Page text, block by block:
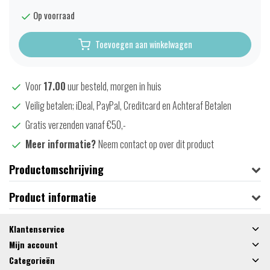
Op voorraad
Toevoegen aan winkelwagen
Voor17.00uur besteld, morgen in huis
Veilig betalen; iDeal, PayPal, Creditcard en Achteraf Betalen
Gratis verzenden vanaf €50,-
Meer informatie?Neem contact op over dit product
Productomschrijving
Product informatie
Klantenservice
Mijn account
Categorieën